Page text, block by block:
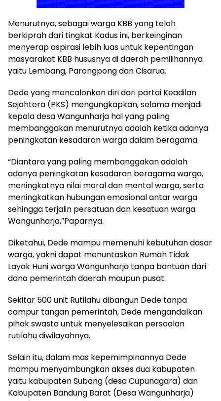
Menurutnya, sebagai warga KBB yang telah
berkiprah dari tingkat Kadus ini, berkeinginan
menyerap aspirasi lebih luas untuk kepentingan
masyarakat KBB hususnya di daerah pemilihannya
yaitu Lembang, Parongpong dan Cisarua.
Dede yang mencalonkan diri dari partai Keadilan
Sejahtera (PKS) mengungkapkan, selama menjadi
kepala desa Wangunharja hal yang paling
membanggakan menurutnya adalah ketika adanya
peningkatan kesadaran warga dalam beragama.
“Diantara yang paling membanggakan adalah
adanya peningkatan kesadaran beragama warga,
meningkatnya nilai moral dan mental warga, serta
meningkatkan hubungan emosional antar warga
sehingga terjalin persatuan dan kesatuan warga
Wangunharja,”Paparnya.
Diketahui, Dede mampu memenuhi kebutuhan dasar
warga, yakni dapat menuntaskan Rumah Tidak
Layak Huni warga Wangunharja tanpa bantuan dari
dana pemerintah daerah maupun pusat.
Sekitar 500 unit Rutilahu dibangun Dede tanpa
campur tangan pemerintah, Dede mengandalkan
pihak swasta untuk menyelesaikan persoalan
rutilahu diwilayahnya.
Selain itu, dalam mas kepemimpinannya Dede
mampu menyambungkan akses dua kabupaten
yaitu kabupaten Subang (desa Cupunagara) dan
Kabupaten Bandung Barat (Desa Wangunharja)